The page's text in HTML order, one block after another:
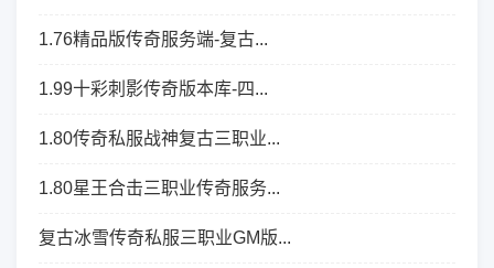
1.76精品版传奇服务端-复古...
1.99十彩刺影传奇版本库-四...
1.80传奇私服战神复古三职业...
1.80星王合击三职业传奇服务...
复古冰雪传奇私服三职业GM版...